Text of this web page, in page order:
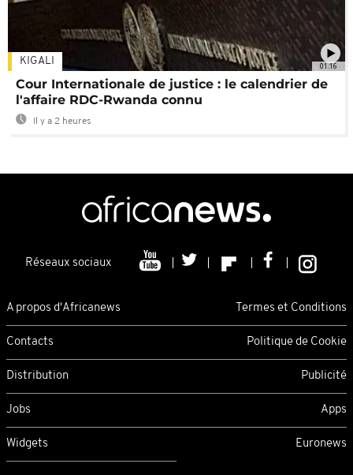
01:16
KIGALI
Cour Internationale de justice : le calendrier de
l'affaire RDC-Rwanda connu
Il y a 2 heures
Réseaux sociaux
A propos d'Africanews Termes et Conditions
Contacts Politique de Cookie
Distribution Publicité
Jobs Apps
Widgets Euronews